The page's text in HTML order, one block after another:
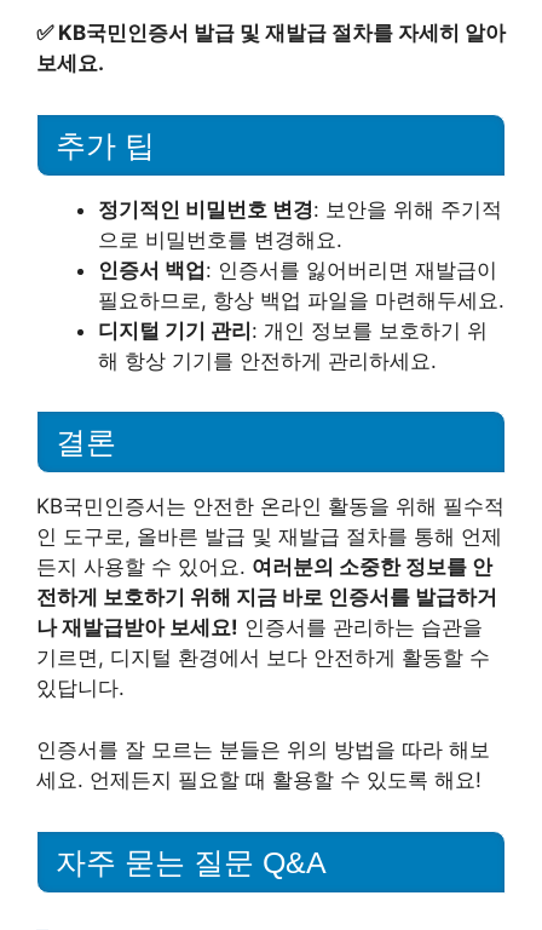
✅ KB국민인증서 발급 및 재발급 절차를 자세히 알아
보세요.
추가 팁
정기적인 비밀번호 변경: 보안을 위해 주기적
으로 비밀번호를 변경해요.
인증서 백업: 인증서를 잃어버리면 재발급이
필요하므로, 항상 백업 파일을 마련해두세요.
디지털 기기 관리: 개인 정보를 보호하기 위
해 항상 기기를 안전하게 관리하세요.
결론
KB국민인증서는 안전한 온라인 활동을 위해 필수적
인 도구로, 올바른 발급 및 재발급 절차를 통해 언제
든지 사용할 수 있어요. 여러분의 소중한 정보를 안
전하게 보호하기 위해 지금 바로 인증서를 발급하거
나 재발급받아 보세요! 인증서를 관리하는 습관을
기르면, 디지털 환경에서 보다 안전하게 활동할 수
있답니다.
인증서를 잘 모르는 분들은 위의 방법을 따라 해보
세요. 언제든지 필요할 때 활용할 수 있도록 해요!
자주 묻는 질문 Q&A